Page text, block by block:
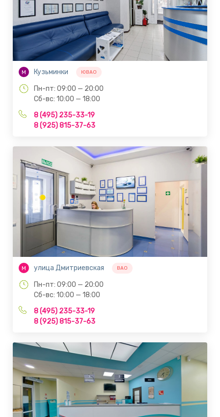
М Кузьминки ЮВАО
Пн-пт: 09:00 — 20:00
Сб-вс: 10:00 — 18:00
8 (495) 235-33-19
8 (925) 815-37-63
М улица Дмитриевская ВАО
Пн-пт: 09:00 — 20:00
Сб-вс: 10:00 — 18:00
8 (495) 235-33-19
8 (925) 815-37-63